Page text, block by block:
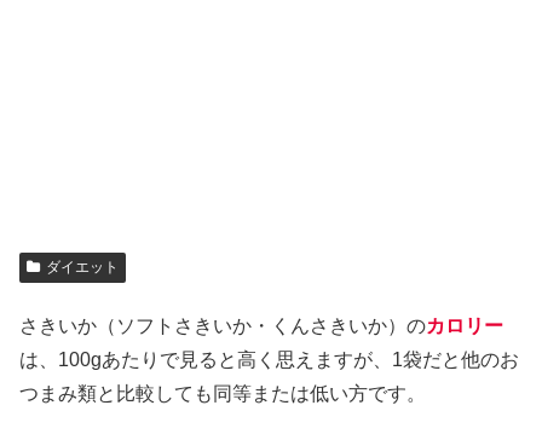
ダイエット
さきいか（ソフトさきいか・くんさきいか）のカロリー
は、100gあたりで見ると高く思えますが、1袋だと他のお
つまみ類と比較しても同等または低い方です。